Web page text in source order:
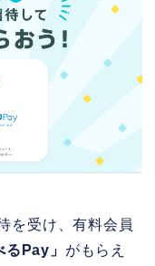
を受け、有料会員
るPay」 がもらえ